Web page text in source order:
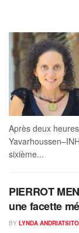
Après deux
sixième...
PIERROT
une facette
BY LYNDA